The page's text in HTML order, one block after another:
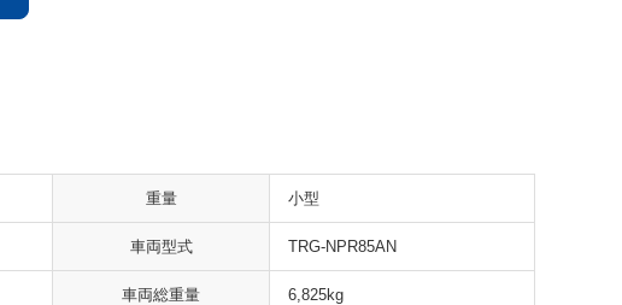
重量 小型
車両型式 TRG-NPR85AN
車両総重量 6,825kg